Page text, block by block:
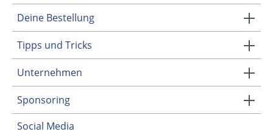
Deine Bestellung
Tipps und Tricks
Unternehmen
Sponsoring
Social Media